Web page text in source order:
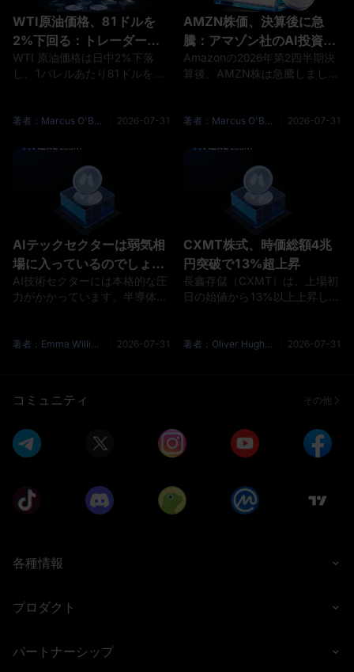
WTI原油価格、81ドルを
2%下回る：トレーダーが
注目すべきポイント
WTI 原油価格は日中2%下落
し、1バレルあたり81ドルを割
ス、そしてマクロ見通しの見直
局面を経て、再び下落圧力を受
けています。この動きは単なる
日中の調整ではありません。供
給逼迫リスクと需要鈍化という
2つの対照的なシナリオの間
で、原油トレーダーがどれほど
迅速にポジションを切り替えて
いるかを示しています。重要な
著者：Marcus O'Brien 2026-07-31
AMZN株価、決算後に急
騰：アマゾン社のAI投資、
ついに実を結んでいるか？
Amazonの2026年第2四半期決
算後、AMZN株は急騰しまし
告収入の増加、そして大幅に拡
しました。AMZNUSDT を注視
するトレーダーにとって、重要
な問いはもはや「AmazonがAI
に積極的な投資を行っているか
どうか」ではありません。その
点は明らかです。真の問いは、
その投資がコストを正当化する
十分な成長をも
著者：Marcus O'Brien 2026-07-31
AIテックセクターは弱気相
場に入っているのでしょう
か？
AI技術セクターには本格的な圧
力がかかっています。半導体株
ゾーンに近づき、トレーダーた
ないかと疑問を抱いています。
の一部はすでに弱気相場に入っ
ていますが、より広範なAI技術
ません。この区別は重
著者：Emma Williams 2026-07-31
CXMT株式、時価総額4兆
円突破で13%超上昇
長鑫存儲（CXMT）は、上場初
日の始値から13%以上上昇し、
取引の中心に位置することにな
は上海STAR市場に8.66元のIPO
元で、時価総額は約3.28兆元と
なりました。時価総額が4兆元
ります。CX
著者：Oliver Hughes 2026-07-31
コミュニティ その他
各種情報
プロダクト
パートナーシップ